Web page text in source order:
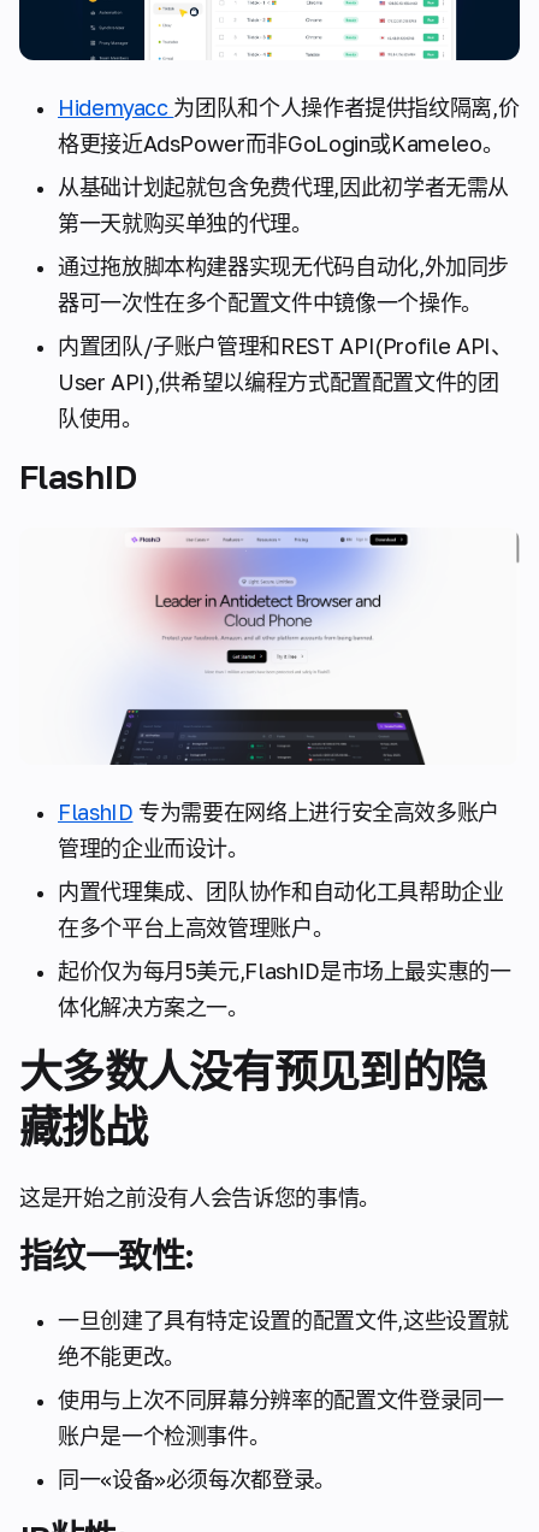
Hidemyacc 为团队和个人操作者提供指纹隔离,价
格更接近AdsPower而非GoLogin或Kameleo。
从基础计划起就包含免费代理,因此初学者无需从
第一天就购买单独的代理。
通过拖放脚本构建器实现无代码自动化,外加同步
器可一次性在多个配置文件中镜像一个操作。
内置团队/子账户管理和REST API(Profile API、
User API),供希望以编程方式配置配置文件的团
队使用。
FlashID
FlashID 专为需要在网络上进行安全高效多账户
管理的企业而设计。
内置代理集成、团队协作和自动化工具帮助企业
在多个平台上高效管理账户。
起价仅为每月5美元,FlashID是市场上最实惠的一
体化解决方案之一。
大多数人没有预见到的隐
藏挑战
这是开始之前没有人会告诉您的事情。
指纹一致性:
一旦创建了具有特定设置的配置文件,这些设置就
绝不能更改。
使用与上次不同屏幕分辨率的配置文件登录同一
账户是一个检测事件。
同一«设备»必须每次都登录。